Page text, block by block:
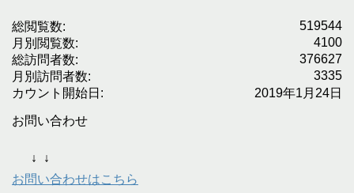
519544
総閲覧数:
4100
月別閲覧数:
376627
総訪問者数:
3335
月別訪問者数:
2019年1月24日
カウント開始日:
お問い合わせ
↓
↓
お問い合わせはこちら